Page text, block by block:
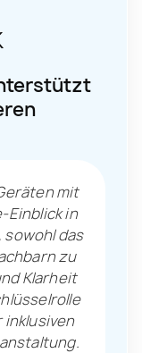
mit
Einblick in
sowohl das
zu
Klarheit